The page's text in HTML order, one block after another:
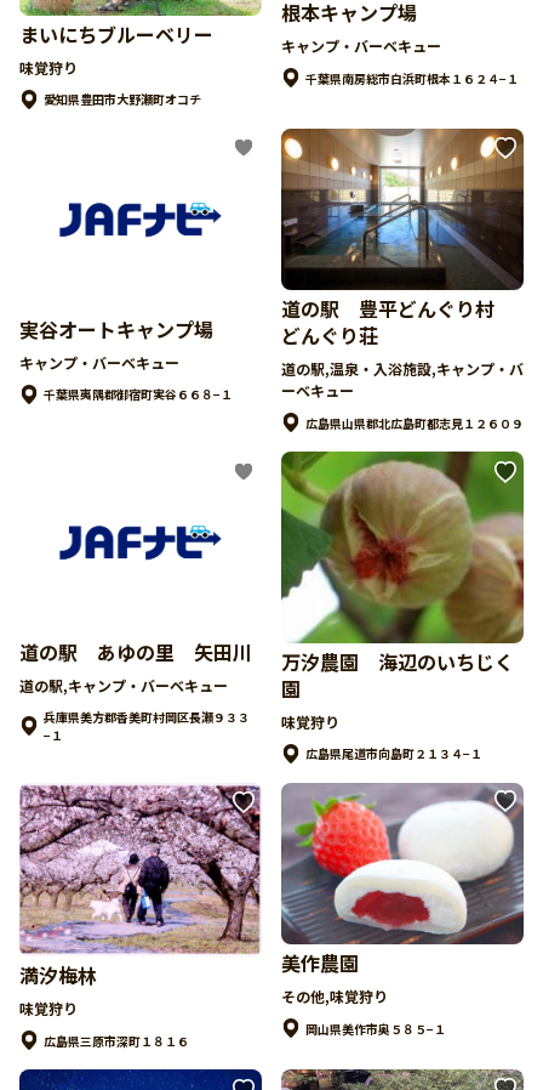
まいにちブルーベリー
味覚狩り
愛知県豊田市大野瀬町オコチ
根本キャンプ場
キャンプ・バーベキュー
千葉県南房総市白浜町根本１６２４−１
実谷オートキャンプ場
キャンプ・バーベキュー
千葉県夷隅郡御宿町実谷６６８−１
道の駅 豊平どんぐり村
どんぐり荘
道の駅,温泉・入浴施設,キャンプ・バ
ーベキュー
広島県山県郡北広島町都志見１２６０９
道の駅 あゆの里 矢田川
道の駅,キャンプ・バーベキュー
兵庫県美方郡香美町村岡区長瀬９３３
−１
万汐農園 海辺のいちじく
園
味覚狩り
広島県尾道市向島町２１３４−１
満汐梅林
味覚狩り
広島県三原市深町１８１６
美作農園
その他,味覚狩り
岡山県美作市奥５８５−１